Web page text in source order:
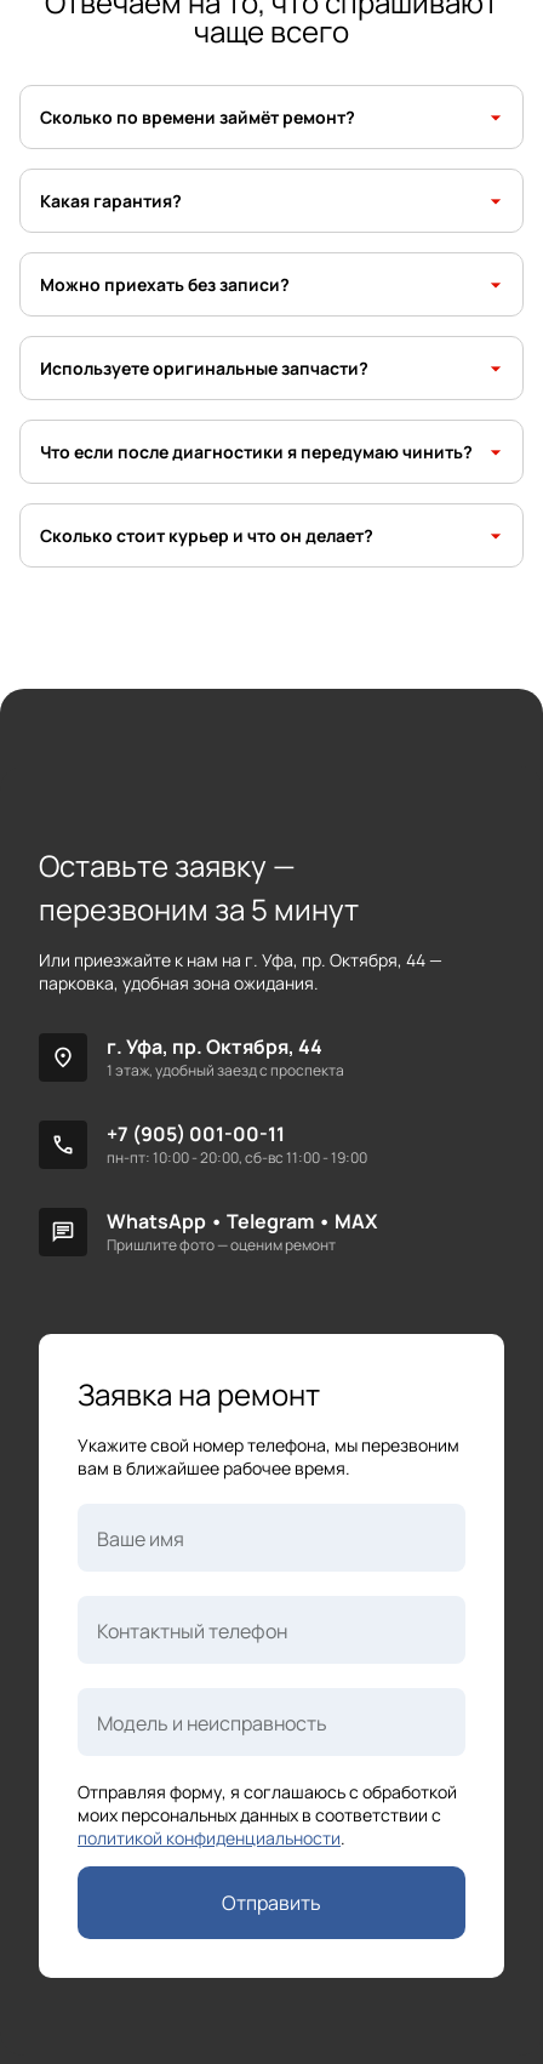
чаще всего
Сколько по времени займёт ремонт? arrow_drop_down
Какая гарантия? arrow_drop_down
Можно приехать без записи? arrow_drop_down
Используете оригинальные запчасти? arrow_drop_down
Что если после диагностики я передумаю чинить? arrow_drop_down
Сколько стоит курьер и что он делает? arrow_drop_down
Оставьте заявку —
перезвоним за 5 минут
Или приезжайте к нам на г. Уфа, пр. Октября, 44 —
парковка, удобная зона ожидания.
location_on г. Уфа, пр. Октября, 44
1 этаж, удобный заезд с проспекта
call +7 (905) 001-00-11
пн-пт: 10:00 - 20:00, сб-вс 11:00 - 19:00
chat WhatsApp • Telegram • MAX
Пришлите фото — оценим ремонт
Заявка на ремонт
Укажите свой номер телефона, мы перезвоним
вам в ближайшее рабочее время.
Ваше имя
Контактный телефон
Модель и неисправность
Отправляя форму, я соглашаюсь с обработкой
моих персональных данных в соответствии с
политикой конфиденциальности.
Отправить